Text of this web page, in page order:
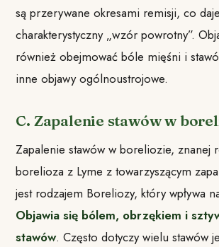
są przerywane okresami remisji, co
charakterystyczny „wzór powrotny”.
również obejmować bóle mięśni i
inne objawy ogólnoustrojowe.
C. Zapalenie stawów w
Zapalenie stawów w boreliozie, znanej
borelioza z Lyme z towarzyszącym
jest rodzajem Boreliozy, który wpływa
Objawia się bólem, obrzękiem i
stawów. Często dotyczy wielu stawów